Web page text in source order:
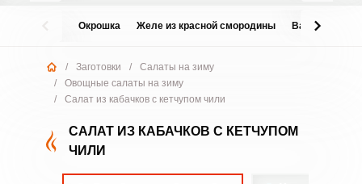
Окрошка Желе из красной смородины Варенье из
/ Заготовки /
Салаты на зиму
/
Овощные салаты на зиму
/
Салат из кабачков с кетчупом чили
САЛАТ ИЗ КАБАЧКОВ С КЕТЧУПОМ
ЧИЛИ